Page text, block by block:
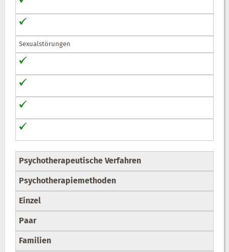
Sexualstörungen
Psychotherapeutische Verfahren
Psychotherapiemethoden
Einzel
Paar
Familien